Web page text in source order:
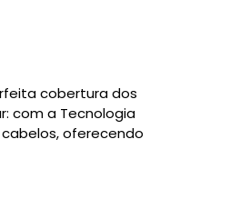
cobertura dos
com a Tecnologia
oferecendo